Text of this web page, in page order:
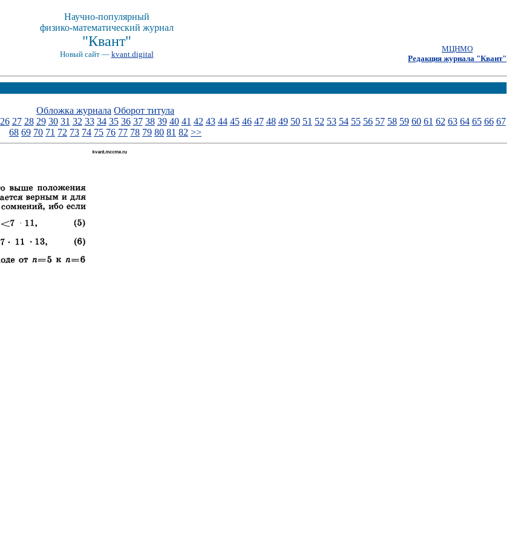
Научно-популярный
физико-математический журнал
"Квант"
Новый сайт — kvant.digital
МЦНМО
Редакция журнала "Квант"
Обложка журнала Оборот титула
26 27 28 29 30 31 32 33 34 35 36 37 38 39 40 41 42 43 44 45 46 47 48 49 50 51 52 53 54 55 56 57 58 59 60 61 62 63 64 65 66 67
68 69 70 71 72 73 74 75 76 77 78 79 80 81 82 >>